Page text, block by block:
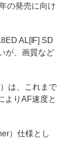
の発売に向け
AL[IF] SD
が、画質など
は、これまで
よりAF速度と
）仕様とし